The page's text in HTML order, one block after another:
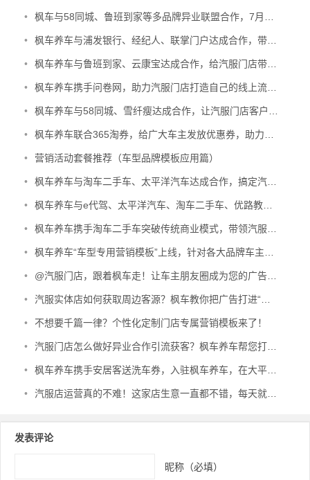
• 枫车与58同城、鲁班到家等多品牌异业联盟合作，7月成果节选
• 枫车养车与浦发银行、经纪人、联掌门户达成合作，带动汽服门店生意增长！
• 枫车养车与鲁班到家、云康宝达成合作，给汽服门店带来更多曝光和流量！
• 枫车养车携手问卷网，助力汽服门店打造自己的线上流量平台
• 枫车养车与58同城、雪纤瘦达成合作，让汽服门店客户自主裂变
• 枫车养车联合365淘券，给广大车主发放优惠券，助力汽服门店成单
• 营销活动套餐推荐（车型品牌模板应用篇）
• 枫车养车与淘车二手车、太平洋汽车达成合作，搞定汽服门店异业合作的需求！
• 枫车养车与e代驾、太平洋汽车、淘车二手车、优路教育达成合作
• 枫车养车携手淘车二手车突破传统商业模式，带领汽服门店“+互联网”！
• 枫车养车“车型专用营销模板”上线，针对各大品牌车主垂直营销！
• @汽服门店，跟着枫车走！让车主朋友圈成为您的广告后花园！
• 汽服实体店如何获取周边客源？枫车教你把广告打进“车主朋友圈”
• 不想要千篇一律？个性化定制门店专属营销模板来了！
• 汽服门店怎么做好异业合作引流获客？枫车养车帮您打开营销新格局！
• 枫车养车携手安居客送洗车券，入驻枫车养车，在大平台打广告！
• 汽服店运营真的不难！这家店生意一直都不错，每天就坚持三个事情
发表评论
昵称（必填）